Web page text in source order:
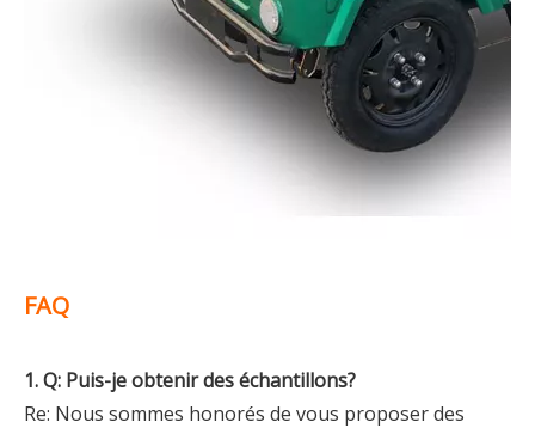
FAQ
1. Q: Puis-je obtenir des échantillons?
Re: Nous sommes honorés de vous proposer des